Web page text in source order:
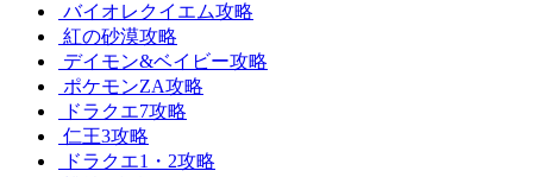
バイオレクイエム攻略
紅の砂漠攻略
デイモン&ベイビー攻略
ポケモンZA攻略
ドラクエ7攻略
仁王3攻略
ドラクエ1・2攻略